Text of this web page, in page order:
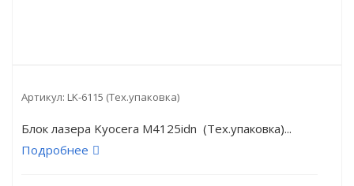
Артикул: LK-6115 (Тех.упаковка)
Блок лазера Kyocera M4125idn (Тех.упаковка)...
Подробнее